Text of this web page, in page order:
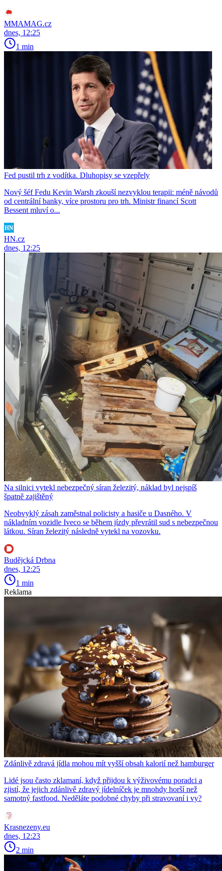
MMAMAG.cz
dnes, 12:25
1 min
Fed pustil trh z vodítka. Dluhopisy se vzepřely
Nový šéf Fedu Kevin Warsh zkouší nezvyklou terapii: méně návodů
od centrální banky, více prostoru pro trh. Ministr financí Scott
Bessent mluví o...
HN.cz
dnes, 12:25
Na silnici vytekl nebezpečný síran železitý, náklad byl nejspíš
špatně zajištěný
Neobvyklý zásah zaměstnal policisty a hasiče u Dasného. V
nákladním vozidle Iveco se během jízdy převrátil sud s nebezpečnou
látkou. Síran železitý následně vytekl na vozovku.
Budějcká Drbna
dnes, 12:25
1 min
Reklama
Zdánlivě zdravá jídla mohou mít vyšší obsah kalorií než hamburger
Lidé jsou často zklamaní, když přijdou k výživovému poradci a
zjistí, že jejich zdánlivě zdravý jídelníček je mnohdy horší než
samotný fastfood. Neděláte podobné chyby při stravovaní i vy?
Krasnezeny.eu
dnes, 12:23
2 min